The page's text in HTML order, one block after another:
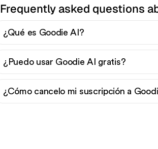
Frequently asked questions
¿Qué es Goodie AI?
¿Puedo usar Goodie AI gratis?
¿Cómo cancelo mi suscripción a